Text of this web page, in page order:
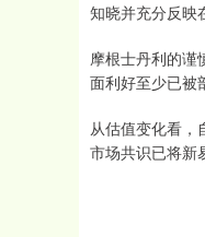
知晓并充分反映
摩根士丹利的谨
面利好至少已被
从估值变化看，
市场共识已将新